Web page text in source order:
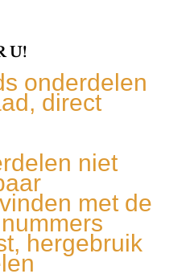
U!
onderdelen
direct
niet
met de
hergebruik